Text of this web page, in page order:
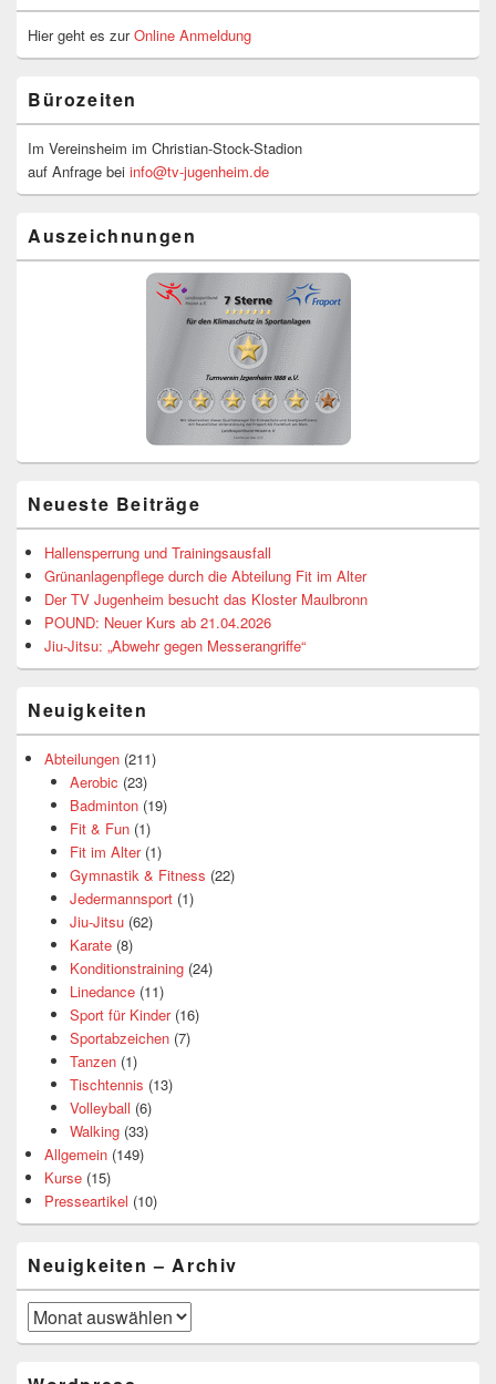
Hier geht es zurOnline Anmeldung
Bürozeiten
Im Vereinsheim im Christian-Stock-Stadion
auf Anfrage bei info@tv-jugenheim.de
Auszeichnungen
Neueste Beiträge
Hallensperrung und Trainingsausfall
Grünanlagenpflege durch die Abteilung Fit im Alter
Der TV Jugenheim besucht das Kloster Maulbronn
POUND: Neuer Kurs ab 21.04.2026
Jiu-Jitsu: „Abwehr gegen Messerangriffe“
Neuigkeiten
Abteilungen (211)
Aerobic (23)
Badminton(19)
Fit & Fun(1)
Fit im Alter(1)
Gymnastik & Fitness (22)
Jedermannsport(1)
Jiu-Jitsu(62)
Karate(8)
Konditionstraining(24)
Linedance(11)
Sport für Kinder(16)
Sportabzeichen(7)
Tanzen(1)
Tischtennis (13)
Volleyball (6)
Walking(33)
Allgemein (149)
Kurse (15)
Presseartikel (10)
Neuigkeiten – Archiv
Neuigkeiten
–